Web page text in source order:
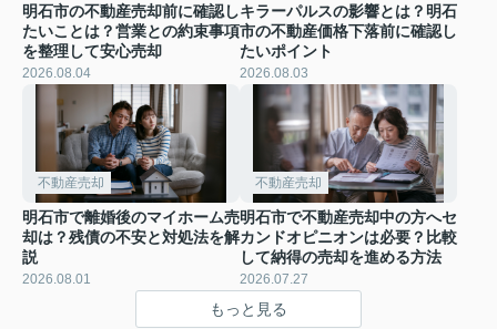
明石市の不動産売却前に確認し
たいことは？営業との約束事項
を整理して安心売却
2026.08.04
キラーパルスの影響とは？明石
市の不動産価格下落前に確認し
たいポイント
2026.08.03
不動産売却
明石市で離婚後のマイホーム売
却は？残債の不安と対処法を解
説
2026.08.01
不動産売却
明石市で不動産売却中の方へセ
カンドオピニオンは必要？比較
して納得の売却を進める方法
2026.07.27
もっと見る